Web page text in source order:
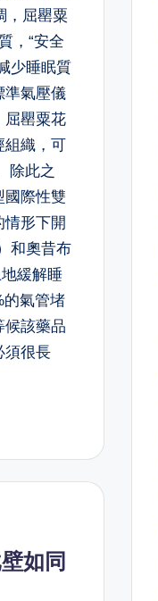
，屈罌粟
，“安全
少睡眠質
準氣壓儀
屈罌粟花
組織，可
除此之
國際性雙
形下開
和奧昔布
緩解睡
的氣管堵
候該藥品
須很長
如同